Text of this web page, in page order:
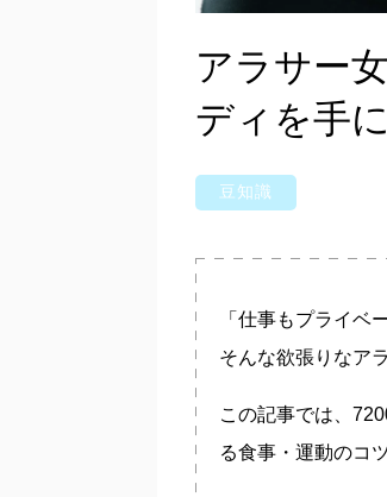
アラサー
ディを手
豆知識
「仕事もプライベ
そんな欲張りなア
この記事では、
る食事・運動のコ